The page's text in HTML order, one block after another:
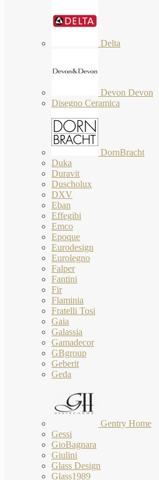
Delta
Devon Devon
Disegno Ceramica
DornBracht
Duka
Duravit
Duscholux
DXV
Eban
Effegibi
Emco
Epoque
Eurodesign
Eurolegno
Falper
Fantini
Fir
Flaminia
Fratelli Tosi
Gaia
Galassia
Gamadecor
GBgroup
Geberit
Geda
Gentry Home
Gessi
GioBagnara
Giulini
Glass Design
Glass1989